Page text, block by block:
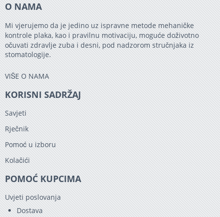
O NAMA
Mi vjerujemo da je jedino uz ispravne metode mehaničke
kontrole plaka, kao i pravilnu motivaciju, moguće doživotno
očuvati zdravlje zuba i desni, pod nadzorom stručnjaka iz
stomatologije.
VIŠE O NAMA
KORISNI SADRŽAJ
Savjeti
Rječnik
Pomoć u izboru
Kolačići
POMOĆ KUPCIMA
Uvjeti poslovanja
Dostava